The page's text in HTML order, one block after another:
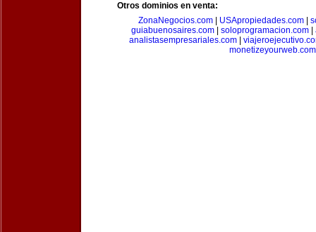
Otros dominios en venta:
ZonaNegocios.com
USApropiedades.com
guiabuenosaires.com| soloprogramacion.com|
analistasempresariales.com
monetizeyourweb.com